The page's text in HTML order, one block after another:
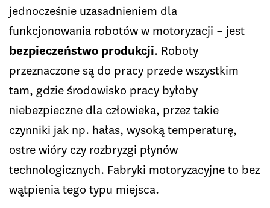
jednocześnie uzasadnieniem dla
funkcjonowania robotów w motoryzacji – jest
bezpieczeństwo produkcji. Roboty
przeznaczone są do pracy przede wszystkim
tam, gdzie środowisko pracy byłoby
niebezpieczne dla człowieka, przez takie
czynniki jak np. hałas, wysoką temperaturę,
ostre wióry czy rozbryzgi płynów
technologicznych. Fabryki motoryzacyjne to bez
wątpienia tego typu miejsca.